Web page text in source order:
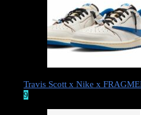
Travis Scott x Nike x
9
キヨナガ & CO. × カーハー
がリリースへ。
的なプロジェクト「
と、老舗ワークウェアブランド
ッパ発カジュアルライン「